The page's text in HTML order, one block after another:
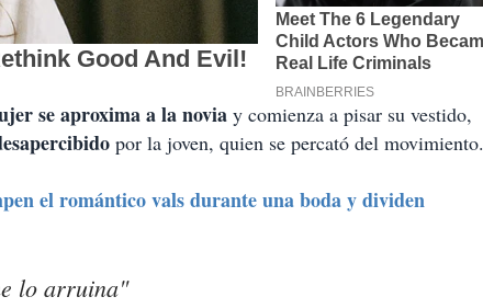
se aproxima a la novia y comienza a pisar su vestido,
por la joven, quien se percató del movimiento.
el romántico vals durante una boda y dividen
lo arruina"